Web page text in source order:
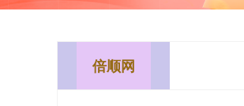
倍顺网